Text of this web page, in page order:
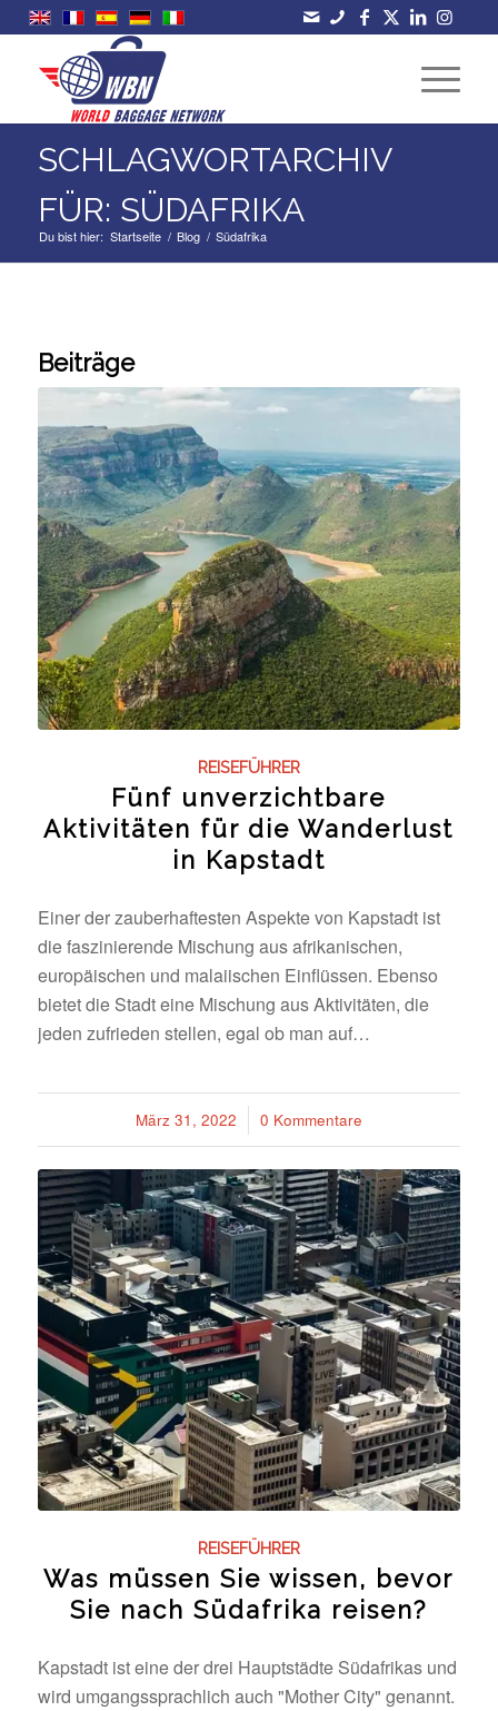
SCHLAGWORTARCHIV
FÜR: SÜDAFRIKA
Du bist hier: Startseite / Blog / Südafrika
Beiträge
REISEFÜHRER
Fünf unverzichtbare
Aktivitäten für die Wanderlust
in Kapstadt
Einer der zauberhaftesten Aspekte von Kapstadt ist
die faszinierende Mischung aus afrikanischen,
europäischen und malaiischen Einflüssen. Ebenso
bietet die Stadt eine Mischung aus Aktivitäten, die
jeden zufrieden stellen, egal ob man auf…
März 31, 2022
/ 0 Kommentare
REISEFÜHRER
Was müssen Sie wissen, bevor
Sie nach Südafrika reisen?
Kapstadt ist eine der drei Hauptstädte Südafrikas und
wird umgangssprachlich auch "Mother City" genannt.